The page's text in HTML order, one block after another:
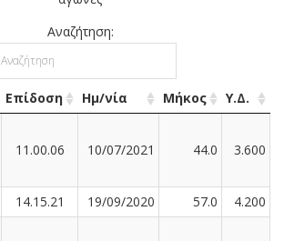
Αναζήτηση:
Επίδοση Ημ/νία Μήκος
Υ.Δ.
11.00.06 10/07/2021 44.0 3.600
14.15.21 19/09/2020 57.0
4.200